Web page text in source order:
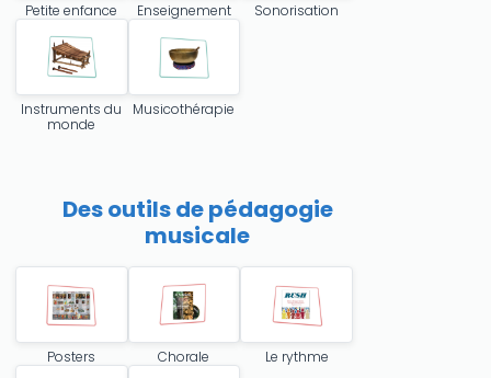
Petite enfance Enseignement Sonorisation
Instruments du
monde
Musicothérapie
Des outils de pédagogie
musicale
Posters Chorale Le rythme